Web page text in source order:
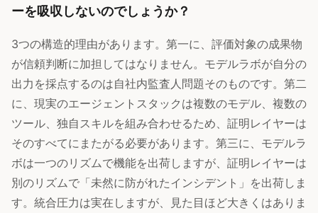
ーを吸収しないのでしょうか？
3つの構造的理由があります。第一に、評価対象の成果物
が信頼判断に加担してはなりません。モデルラボが自分の
出力を採点するのは自社内監査人問題そのものです。第二
に、現実のエージェントスタックは複数のモデル、複数の
ツール、独自スキルを組み合わせるため、証明レイヤーは
そのすべてにまたがる必要があります。第三に、モデルラ
ボは一つのリズムで機能を出荷しますが、証明レイヤーは
別のリズムで「未然に防がれたインシデント」を出荷しま
す。統合圧力は実在しますが、見た目ほど大きくはありま